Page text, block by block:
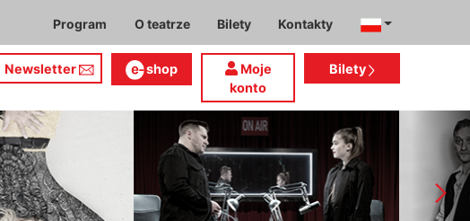
Program O teatrze Bilety Kontakty
Newsletter shop
Moje
konto
Bilety